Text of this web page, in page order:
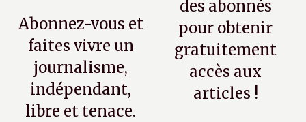
Abonnez-vous et
faites vivre un
journalisme,
indépendant,
libre et tenace.
des abonnés
pour obtenir
gratuitement
accès aux
articles !